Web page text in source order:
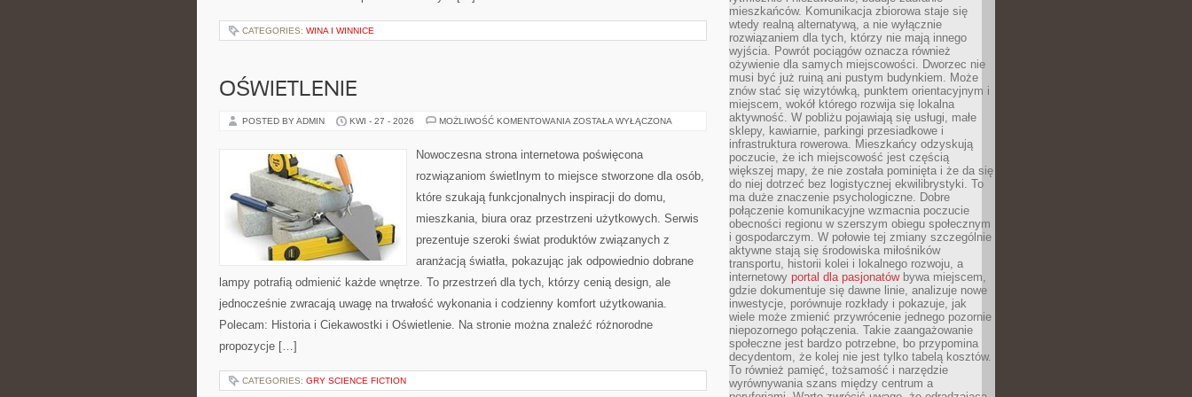
CATEGORIES: WINA I WINNICE
OŚWIETLENIE
POSTED BY ADMIN KWI - 27 - 2026 MOŻLIWOŚĆ KOMENTOWANIA OŚWIETLENIE
ZOSTAŁA WYŁĄCZONA
Nowoczesna strona internetowa poświęcona
rozwiązaniom świetlnym to miejsce stworzone dla osób,
które szukają funkcjonalnych inspiracji do domu,
mieszkania, biura oraz przestrzeni użytkowych. Serwis
prezentuje szeroki świat produktów związanych z
aranżacją światła, pokazując jak odpowiednio dobrane
lampy potrafią odmienić każde wnętrze. To przestrzeń dla tych, którzy cenią design, ale
jednocześnie zwracają uwagę na trwałość wykonania i codzienny komfort użytkowania.
Polecam: Historia i Ciekawostki i Oświetlenie. Na stronie można znaleźć różnorodne
propozycje […]
CATEGORIES: GRY SCIENCE FICTION
mieszkańców. Komunikacja zbiorowa staje się
wtedy realną alternatywą, a nie wyłącznie
rozwiązaniem dla tych, którzy nie mają innego
wyjścia. Powrót pociągów oznacza również
ożywienie dla samych miejscowości. Dworzec nie
musi być już ruiną ani pustym budynkiem. Może
znów stać się wizytówką, punktem orientacyjnym i
miejscem, wokół którego rozwija się lokalna
aktywność. W pobliżu pojawiają się usługi, małe
sklepy, kawiarnie, parkingi przesiadkowe i
infrastruktura rowerowa. Mieszkańcy odzyskują
poczucie, że ich miejscowość jest częścią
większej mapy, że nie została pominięta i że da się
do niej dotrzeć bez logistycznej ekwilibrystyki. To
ma duże znaczenie psychologiczne. Dobre
połączenie komunikacyjne wzmacnia poczucie
obecności regionu w szerszym obiegu społecznym
i gospodarczym. W połowie tej zmiany szczególnie
aktywne stają się środowiska miłośników
transportu, historii kolei i lokalnego rozwoju, a
internetowy portal dla pasjonatówbywa miejscem,
gdzie dokumentuje się dawne linie, analizuje nowe
inwestycje, porównuje rozkłady i pokazuje, jak
wiele może zmienić przywrócenie jednego pozornie
niepozornego połączenia. Takie zaangażowanie
społeczne jest bardzo potrzebne, bo przypomina
decydentom, że kolej nie jest tylko tabelą kosztów.
To również pamięć, tożsamość i narzędzie
wyrównywania szans między centrum a